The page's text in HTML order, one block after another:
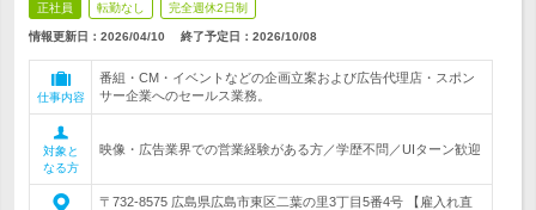
正社員 転勤なし 完全週休2日制
情報更新日：2026/04/10 終了予定日： 2026/10/08
仕事内容
番組・CM・イベントなどの企画立案および広告代理店・スポン
サー企業へのセールス業務。
対象と
なる方
映像・広告業界での営業経験がある方／学歴不問／UIターン歓迎
〒732-8575 広島県広島市東区二葉の里3丁目5番4号 【雇入れ直